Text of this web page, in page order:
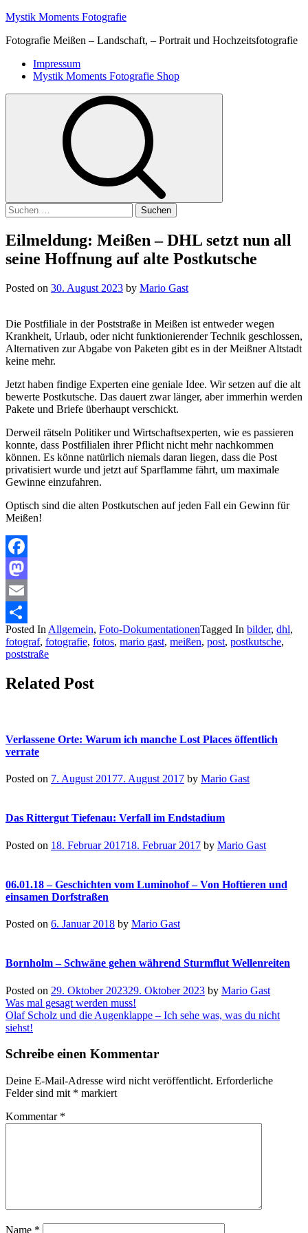
Skip
content
Mystik Moments Fotografie
Fotografie Meißen – Landschaft, – Portrait und Hochzeitsfotografie
Primary
Menu
Impressum
Mystik Moments Fotografie Shop
Suchen
nach:
Eilmeldung: Meißen – DHL setzt nun all
seine Hoffnung auf alte Postkutsche
Posted on 30. August 2023 by Mario Gast
Die Postfiliale in der Poststraße in Meißen ist entweder wegen
Krankheit, Urlaub, oder nicht funktionierender Technik geschlossen,
Alternativen zur Abgabe von Paketen gibt es in der Meißner Altstadt
keine mehr.
Jetzt haben findige Experten eine geniale Idee. Wir setzen auf die alt
bewerte Postkutsche. Das dauert zwar länger, aber immerhin werden
Pakete und Briefe überhaupt verschickt.
Derweil rätseln Politiker und Wirtschaftsexperten, wie es passieren
konnte, dass Postfilialen ihrer Pflicht nicht mehr nachkommen
können. Es könne natürlich niemals daran liegen, dass die Post
privatisiert wurde und jetzt auf Sparflamme fährt, um maximale
Gewinne einzufahren.
Optisch sind die alten Postkutschen auf jeden Fall ein Gewinn für
Meißen!
Facebook
Mastodon
Email
Teilen
Posted In Allgemein, Foto-DokumentationenTagged In bilder, dhl,
fotograf, fotografie, fotos, mario gast, meißen, post, postkutsche,
poststraße
Related Post
Verlassene Orte: Warum ich manche Lost Places öffentlich
verrate
Posted on 7. August 20177. August 2017 by Mario Gast
Das Rittergut Tiefenau: Verfall im Endstadium
Posted on 18. Februar 201718. Februar 2017 by Mario Gast
06.01.18 – Geschichten vom Luminohof – Von Hoftieren und
einsamen Dorfstraßen
Posted on 6. Januar 2018 by Mario Gast
Bornholm – Schwäne gehen während Sturmflut Wellenreiten
Posted on 29. Oktober 202329. Oktober 2023 by Mario Gast
Beitragsnavigation
Was mal gesagt werden muss!
Olaf Scholz und die Augenklappe – Ich sehe was, was du nicht
siehst!
Schreibe einen Kommentar
Deine E-Mail-Adresse wird nicht veröffentlicht. Erforderliche
Felder sind mit * markiert
Kommentar *
Name *